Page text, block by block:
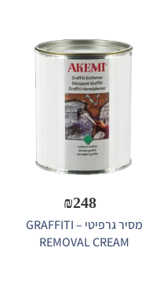
₪248
מסיר גרפיטי – GRAFFITI
REMOVAL CREAM